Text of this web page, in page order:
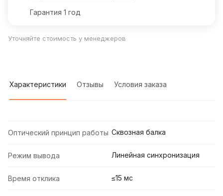
Гарантия 1 год
Уточняйте стоимость у менеджеров
Характеристики Отзывы Условия заказа
Оптический принцип работы Сквозная балка
Режим вывода Линейная синхронизация
Время отклика ≤15 мс